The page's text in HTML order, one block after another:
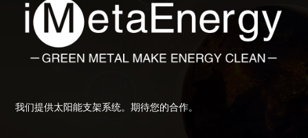
我们提供太阳能支架系统。期待您的合作。